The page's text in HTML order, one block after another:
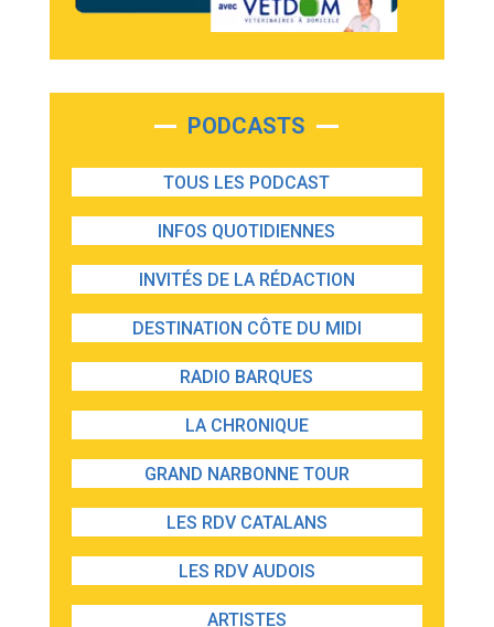
PODCASTS
TOUS LES PODCAST
INFOS QUOTIDIENNES
INVITÉS DE LA RÉDACTION
DESTINATION CÔTE DU MIDI
RADIO BARQUES
LA CHRONIQUE
GRAND NARBONNE TOUR
LES RDV CATALANS
LES RDV AUDOIS
ARTISTES